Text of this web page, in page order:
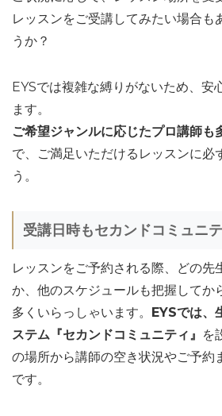
レッスンをご受講してみたい場合も
うか？
EYSでは複雑な縛りがないため、安
ます。
ご希望ジャンルに応じたプロ講師も
で、ご満足いただけるレッスンに必
う。
受講日時もセカンドコミュニ
レッスンをご予約される際、どの先
か、他のスケジュールも把握してか
多くいらっしゃいます。 EYSでは、
ステム『セカンドコミュニティ』 を
の場所から講師の空き状況やご予約
です。